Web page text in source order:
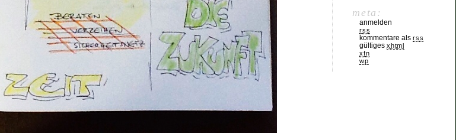
meta:
anmelden
rss
kommentare als rss
gültiges xhtml
xfn
wp